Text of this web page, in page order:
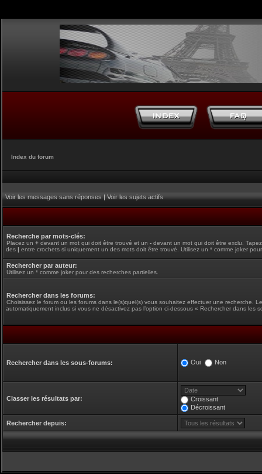
Index du forum
Voir les messages sans réponses|Voir les sujets actifs
Recherche par mots-clés:
Placez un + devant un mot qui doit être trouvé et un - devant un mot qui doit être exclu.
des | entre crochets si uniquement un des mots doit être trouvé. Utilisez un * comme joker
Rechercher par auteur:
Utilisez un * comme joker pour des recherches partielles.
Rechercher dans les forums:
Choisissez le forum ou les forums dans le(s)quel(s) vous souhaitez effectuer une recherche.
automatiquement inclus si vous ne désactivez pas l’option ci-dessous « Rechercher dans les
Rechercher dans les sous-forums: Oui Non
Classer les résultats par:
Croissant
Décroissant
Rechercher depuis: